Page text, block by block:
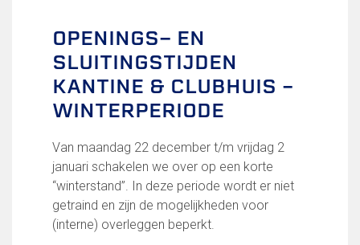
Kledingplan
Merchandise
Contributie
Gevonden voorwerpen
Teams
FC Lisse 1
FC Lisse 2
Toegangs- en seizoenskaarten
OPENINGS- EN
SLUITINGSTIJDEN
KANTINE & CLUBHUIS –
WINTERPERIODE
Van maandag 22 december t/m vrijdag 2
januari schakelen we over op een korte
“winterstand”. In deze periode wordt er niet
getraind en zijn de mogelijkheden voor
(interne) overleggen beperkt.